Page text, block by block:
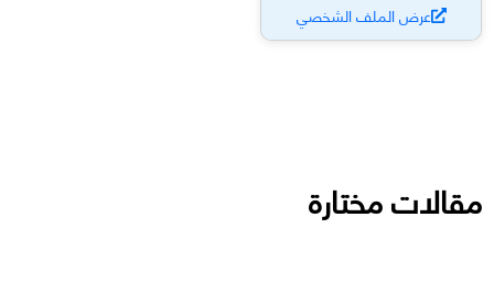
عرض الملف الشخصي
مقالات مختارة